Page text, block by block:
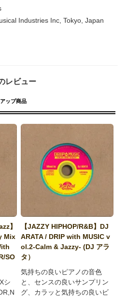
Industries Inc, Tokyo, Japan
レビュー
ップ商品
】
Mix
SO
シ
【JAZZY HIPHOP/R&B】DJ
ARATA / DRIP with MUSIC v
ol.2-Calm & Jazzy- (DJ アラ
タ）
気持ちの良いピアノの音色
と、センスの良いサンプリン
グ、カラッと気持ちの良いビ